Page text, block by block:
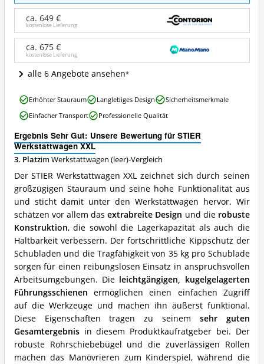
XXL
Angebote:
ist
dieser
Werkstattwagen
(leer)
erhältlich?
ca. 649 €
kostenlose Lieferung
ca. 675 €
kostenlose Lieferung
alle 6 Angebote ansehen
Ergebnis Sehr Gut: Unsere Bewertung für STIER
Werkstattwagen XXL
3. Platzim Werkstattwagen (leer)-Vergleich
Der STIER Werkstattwagen XXL zeichnet sich durch seinen
großzügigen Stauraum und seine hohe Funktionalität aus
und sticht damit unter den Werkstattwagen hervor. Wir
schätzen vor allem dasextrabreite Design und die robuste
Konstruktion, die sowohl die Lagerkapazität als auch die
Haltbarkeit verbessern. Der fortschrittliche Kippschutz der
Schubladen und die Tragfähigkeit von 35 kg pro Schublade
sorgen für einen reibungslosen Einsatz in anspruchsvollen
Arbeitsumgebungen. Die leichtgängigen, kugelgelagerten
Führungsschienen ermöglichen einen einfachen Zugriff
auf die Werkzeuge und machen ihn äußerst funktional.
Diese Eigenschaften tragen zu seinem sehr guten
Gesamtergebnisin diesem Produktkaufratgeber bei. Der
robuste Rohrschiebebügel und die zuverlässigen Rollen
machen das Manövrieren zum Kinderspiel, während die
STIER
Werkstattwagen
XXL
Was
spricht
für
diesen
Werkstattwagen
(leer)?
Erhöhter Stauraum Langlebiges Design
Sicherheitsmerkmale
Einfacher Transport
Professionelle Qualität